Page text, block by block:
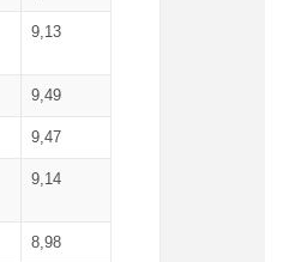
9,13
9,49
9,47
9,14
8,98